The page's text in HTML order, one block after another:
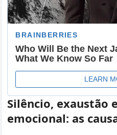
Silêncio, exaustão
emocional: as